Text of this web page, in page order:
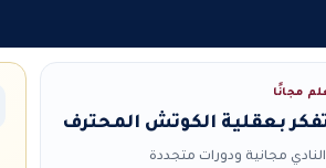
مجانًا
بعقلية الكوتش المحترف
مجانية ودورات متجددة